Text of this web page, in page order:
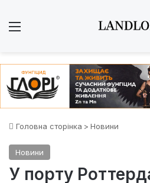
Головна сторінка > Новини
Новини
У порту